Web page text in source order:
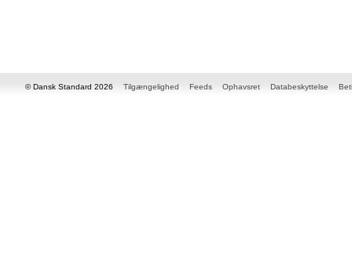
© Dansk Standard 2026 Tilgængelighed Feeds Ophavsret Databeskyttelse